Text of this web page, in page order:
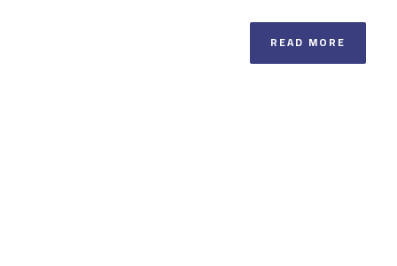
READ MORE